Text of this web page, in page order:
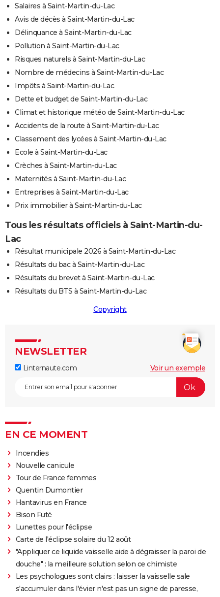
Salaires à Saint-Martin-du-Lac
Avis de décès à Saint-Martin-du-Lac
Délinquance à Saint-Martin-du-Lac
Pollution à Saint-Martin-du-Lac
Risques naturels à Saint-Martin-du-Lac
Nombre de médecins à Saint-Martin-du-Lac
Impôts à Saint-Martin-du-Lac
Dette et budget de Saint-Martin-du-Lac
Climat et historique météo de Saint-Martin-du-Lac
Accidents de la route à Saint-Martin-du-Lac
Classement des lycées à Saint-Martin-du-Lac
Ecole à Saint-Martin-du-Lac
Crèches à Saint-Martin-du-Lac
Maternités à Saint-Martin-du-Lac
Entreprises à Saint-Martin-du-Lac
Prix immobilier à Saint-Martin-du-Lac
Tous les résultats officiels à Saint-Martin-du-
Lac
Résultat municipale 2026 à Saint-Martin-du-Lac
Résultats du bac à Saint-Martin-du-Lac
Résultats du brevet à Saint-Martin-du-Lac
Résultats du BTS à Saint-Martin-du-Lac
Copyright
NEWSLETTER
Linternaute.com Voir un exemple
EN CE MOMENT
Incendies
Nouvelle canicule
Tour de France femmes
Quentin Dumontier
Hantavirus en France
Bison Futé
Lunettes pour l'éclipse
Carte de l'éclipse solaire du 12 août
"Appliquer ce liquide vaisselle aide à dégraisser la paroi de
douche" : la meilleure solution selon ce chimiste
Les psychologues sont clairs : laisser la vaisselle sale
s'accumuler dans l'évier n'est pas un signe de paresse,